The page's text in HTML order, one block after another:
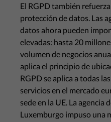
El RGPD también
protección de datos. Las
datos ahora pueden
elevadas: hasta 20
volumen de negocios
aplica el principio de
RGPD se aplica a todas
servicios en el mercado
sede en la UE. La agencia
Luxemburgo impuso una